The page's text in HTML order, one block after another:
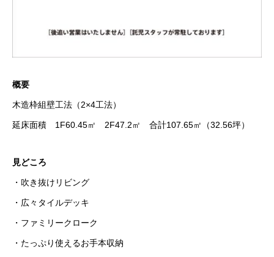
概要
木造枠組壁工法（2×4工法）
延床面積 1F60.45㎡ 2F47.2㎡ 合計107.65㎡（32.56坪）
見どころ
・吹き抜けリビング
・広々タイルデッキ
・ファミリークローク
・たっぷり使えるお手本収納